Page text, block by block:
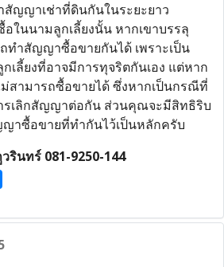
ญญาเช่าที่ดินกันในระยะยาว
นามลูกเลี้ยงนั้น หากเขาบรรลุ
ทำสัญญาซื้อขายกันได้ เพราะเป็น
เลี้ยงที่อาจมีการทุจริตกันเอง แต่หาก
สามารถซื้อขายได้ ซึ่งหากเป็นกรณีที่
รเลิกสัญญาต่อกัน ส่วนคุณจะมีสิทธิริบ
าซื้อขายที่ทำกันไว้เป็นหลักครับ
รินทร์ 081-9250-144